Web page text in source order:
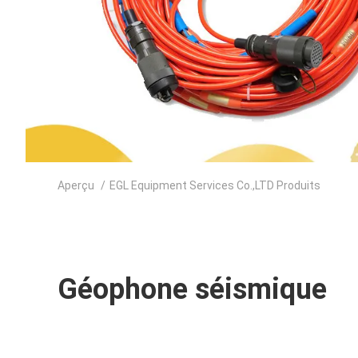
Aperçu / EGL Equipment Services Co.,LTD Produits
Géophone séismique